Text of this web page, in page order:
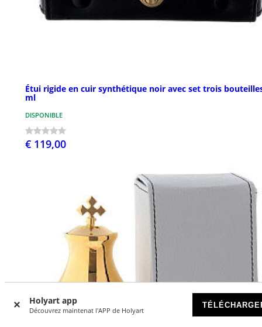
Holyart app
Découvrez maintenat l'APP de Holyart
Étui rigide en cuir synthétique noir avec set trois
ml
DISPONIBLE
€ 119,00